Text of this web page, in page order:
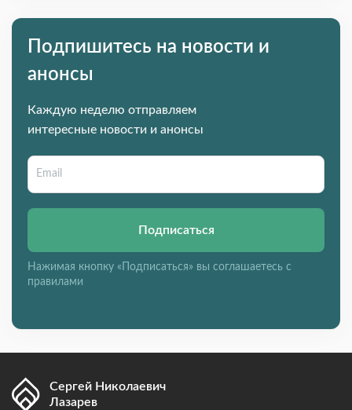
Подпишитесь на новости и
анонсы
Каждую неделю отправляем
интересные новости и анонсы
Подписаться
Нажимая кнопку «Подписаться» вы соглашаетесь с
правилами
Сергей Николаевич
Лазарев